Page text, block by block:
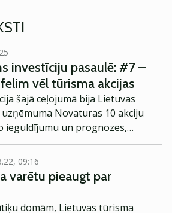
investīciju pasaulē: #7 –
vēl tūrisma akcijas
šajā ceļojumā bija Lietuvas
Novaturas 10 akciju
ieguldījumu un prognozes,
vēl!
09:16
varētu pieaugt par
domām, Lietuvas tūrisma